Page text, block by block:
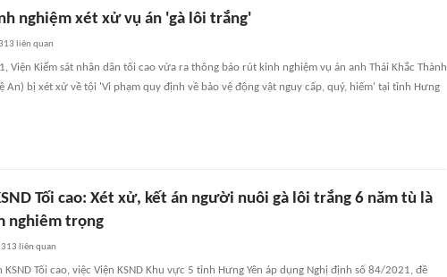
nghiệm xét xử vụ án 'gà lôi trắng'
liên quan
Viện Kiểm sát nhân dân tối cao vừa ra thông báo rút kinh nghiệm vụ án anh Thái Khắc Thành
An) bị xét xử về tội 'Vi phạm quy định về bảo vệ động vật nguy cấp, quý, hiếm' tại tỉnh Hưng
Tối cao: Xét xử, kết án người nuôi gà lôi trắng 6 năm tù là
nghiêm trọng
313 liên quan
KSND Tối cao, việc Viện KSND Khu vực 5 tỉnh Hưng Yên áp dụng Nghị định số 84/2021, đề